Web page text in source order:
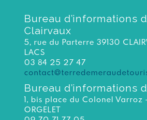
Bureau d’informations
Clairvaux
5, rue du Parterre 39130
LACS
03 84 25 27 47
Bureau d’informations
1, bis place du Colonel Varroz
ORGELET